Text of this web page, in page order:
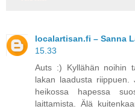
localartisan.fi – Sanna
15.33
Auts :) Kyllähän noihin
lakan laadusta
heikossa hapessa
laittamista. Älä